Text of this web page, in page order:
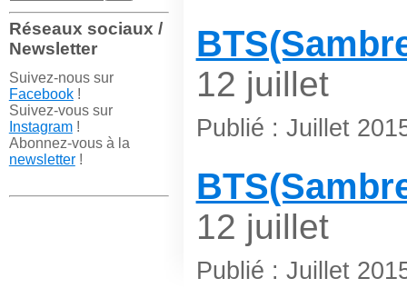
Réseaux sociaux /
Newsletter
Suivez-nous sur
Facebook!
Suivez-vous sur
Instagram!
Abonnez-vous à la
newsletter!
12 juillet
Publié : Juillet
12 juillet
Publié : Juillet